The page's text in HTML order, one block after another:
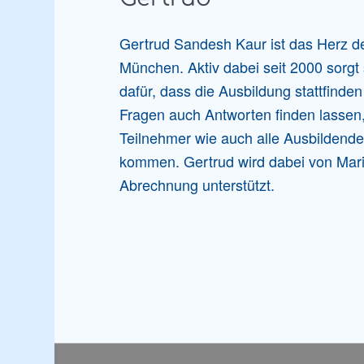
Gertrud Sandesh Kaur ist das Herz
München. Aktiv dabei seit 2000
dafür, dass die Ausbildung
Fragen auch Antworten finden
Teilnehmer wie auch alle
kommen. Gertrud wird dabei von
Abrechnung unterstützt.